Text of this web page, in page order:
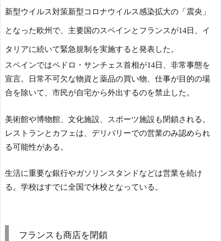
新型ウイルス対策新型コロナウイルス感染拡大の「震央」
となった欧州で、主要国のスペインとフランスが14日、イ
タリアに続いて緊急規制を実施すると発表した。
スペインではペドロ・サンチェス首相が14日、非常事態を
宣言。日常不可欠な物資と薬品の買い物、仕事が目的の場
合を除いて、市民が自宅から外出するのを禁止した。
美術館や博物館、文化施設、スポーツ施設も閉鎖される。
レストランとカフェは、デリバリーでの営業のみ認められ
る可能性がある。
生活に重要な銀行やガソリンスタンドなどは営業を続け
る。学校はすでに全国で休校となっている。
フランスも商店を閉鎖